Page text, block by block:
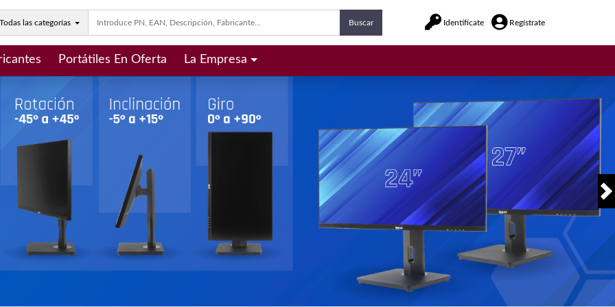
Todas las categorías Buscar Identifícate Regístrate
Portátiles En Oferta La Empresa